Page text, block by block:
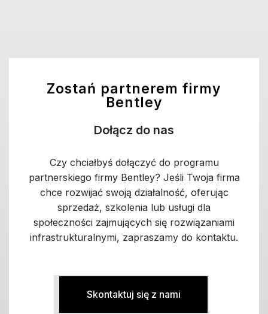
Zostań partnerem firmy
Bentley
Dołącz do nas
Czy chciałbyś dołączyć do programu
partnerskiego firmy Bentley? Jeśli Twoja firma
chce rozwijać swoją działalność, oferując
sprzedaż, szkolenia lub usługi dla
społeczności zajmujących się rozwiązaniami
infrastrukturalnymi, zapraszamy do kontaktu.
Skontaktuj się z nami